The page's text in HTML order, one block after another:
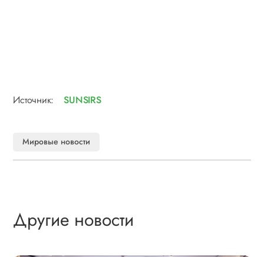
Источник: SUNSIRS
Мировые новости
Другие новости